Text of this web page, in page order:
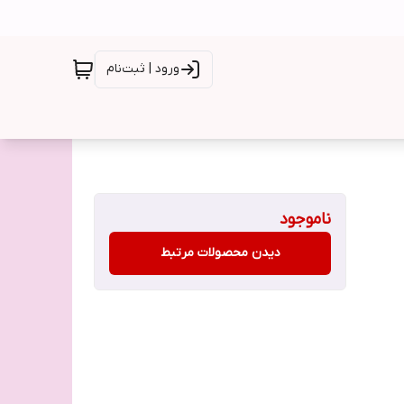
ورود | ثبت‌نام
ناموجود
دیدن محصولات مرتبط